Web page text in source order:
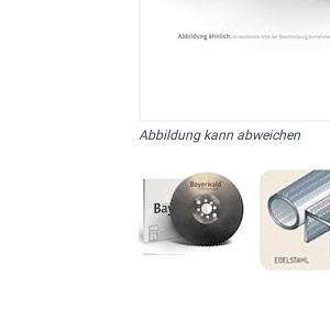
Abbildung kann abweichen